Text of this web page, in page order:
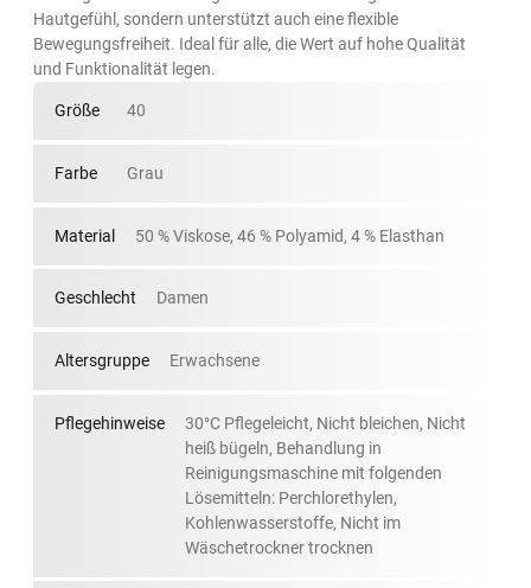
Hautgefühl, sondern unterstützt auch eine flexible
Bewegungsfreiheit. Ideal für alle, die Wert auf hohe Qualität
und Funktionalität legen.
Größe 40
Farbe Grau
Material 50 % Viskose, 46 % Polyamid, 4 % Elasthan
Geschlecht Damen
Altersgruppe Erwachsene
Pflegehinweise
30°C Pflegeleicht, Nicht bleichen, Nicht
heiß bügeln, Behandlung in
Reinigungsmaschine mit folgenden
Lösemitteln: Perchlorethylen,
Kohlenwasserstoffe, Nicht im
Wäschetrockner trocknen